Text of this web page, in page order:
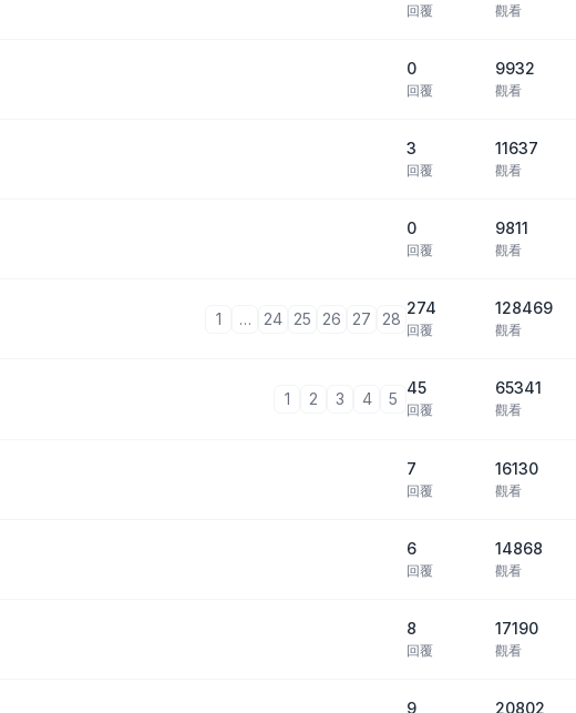
回覆 觀看
0
回覆
9932
觀看
3
回覆
11637
觀看
0
回覆
9811
觀看
1 … 24 25 26 27 28
274
回覆
128469
觀看
1 2 3 4 5
45
回覆
65341
觀看
7
回覆
16130
觀看
6
回覆
14868
觀看
8
回覆
17190
觀看
9 20802